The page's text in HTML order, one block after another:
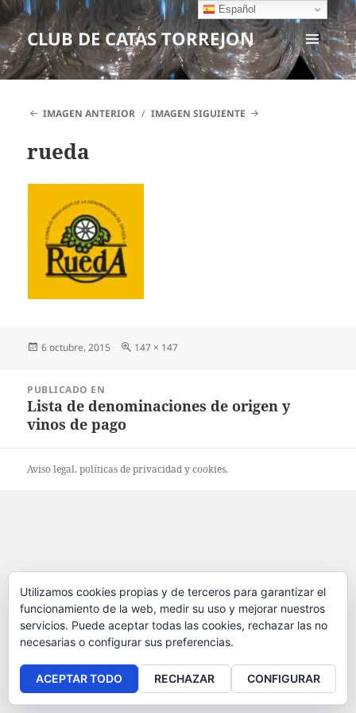
CLUB DE CATAS TORREJON
MENÚ
Y
IMAGEN ANTERIOR
IMAGEN SIGUIENTE
rueda
Publicado
6 octubre, 2015
Tamaño
147 × 147
entradas
PUBLICADO EN
Lista de denominaciones de origen y
vinos de pago
Aviso legal, políticas deprivacidadycookies.
Español
Utilizamos cookies propias y de terceros para garantizar el
funcionamiento de la web, medir su uso y mejorar nuestros
servicios. Puede aceptar todas las cookies, rechazar las no
necesarias o configurar sus preferencias.
ACEPTAR TODO RECHAZAR CONFIGURAR